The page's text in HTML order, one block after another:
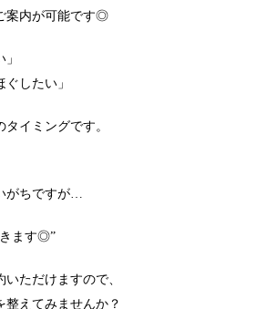
案内が可能です◎
ぐしたい」
イミングです。
がちですが…
ます◎”
ただけますので、
整えてみませんか？